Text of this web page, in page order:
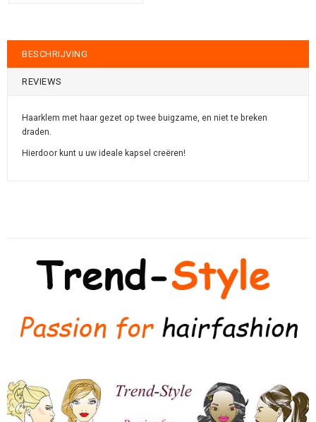
BESCHRIJVING
REVIEWS
Haarklem met haar gezet op twee buigzame, en niet te breken
draden.
Hierdoor kunt u uw ideale kapsel creëren!